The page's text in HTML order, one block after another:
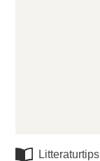
Litteraturtips